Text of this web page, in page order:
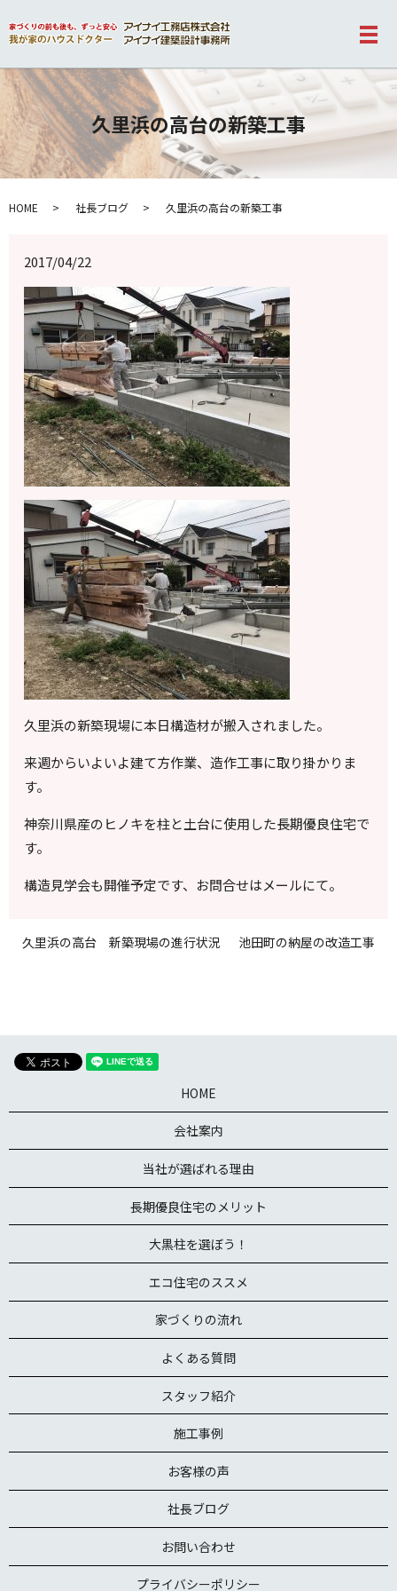
メ
久里浜の高台の新築工事
HOME 社長ブログ 久里浜の高台の新築工事
2017/04/22
久里浜の新築現場に本日構造材が搬入されました。
来週からいよいよ建て方作業、造作工事に取り掛かりま
す。
神奈川県産のヒノキを柱と土台に使用した長期優良住宅で
す。
構造見学会も開催予定です、お問合せはメールにて。
久里浜の高台 新築現場の進行状況 池田町の納屋の改造工事
HOME
会社案内
当社が選ばれる理由
長期優良住宅のメリット
大黒柱を選ぼう！
エコ住宅のススメ
家づくりの流れ
よくある質問
スタッフ紹介
施工事例
お客様の声
社長ブログ
お問い合わせ
プライバシーポリシー